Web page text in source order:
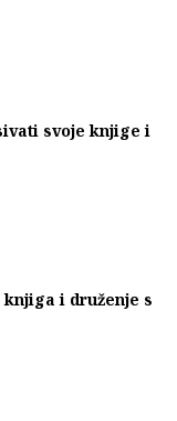
svoje knjige i
knjiga i druženje s